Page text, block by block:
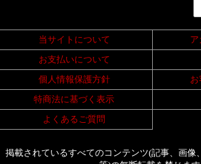
当サイトについて
お支払いについて
個人情報保護方針
特商法に基づく表示
よくあるご質問
掲載されているすべてのコンテンツ(記事、画像